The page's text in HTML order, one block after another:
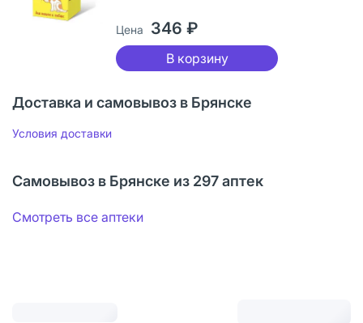
Цена 346 ₽
В корзину
Доставка и самовывоз в Брянске
Условия доставки
Самовывоз в Брянске из 297 аптек
Смотреть все аптеки